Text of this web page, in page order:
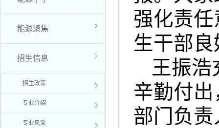
能源聚焦
招生信息
招生政策
专业介绍
专业风采
强化责
生干部
王振浩
辛勤付
部门负